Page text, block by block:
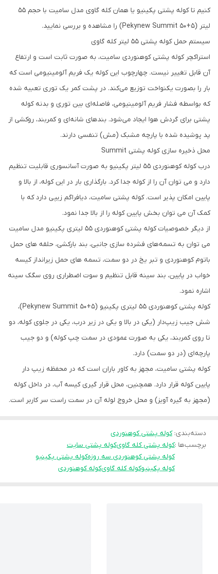
کنیم تا کوله پشتی پکینیو یا همان کله گاوی مدل سامیت با حجم 55
لیتر (Pekynew Summit 50+5) را مشاهده و بررسی نمایید.
سیستم حمل کوله پشتی 55 لیتر کله گاوی
استراکچر کوله پشتی کوهنوردی سامیت، به صورت ثابت است و ارتفاع
آن قابل تغییر نیست. چهارچوب این کوله یک فریم آلومینیومی است که
بار را بصورت یکنواخت توزیع می‌کند. در پشت کمر یک توری تعبیه شده
که بواسطه فشار فریم آلومینیومی، فاصله‌ای بین توری و بدنه کوله
پشتی برای گردش هوا ایجاد می‌شود. بندهای شانه‌ای و کمربند، روکشی از
پد پوشیده شده با پارچه مشبک (مش) تنفسی دارند.
محل ذخیره سازی کوله پشتی Summit
درب کوله کوهنوردی 55 لیتر پکینیو به صورت آسانسوری قابلیت تنظیم
دارد و می توان آن را از کوله جدا کرد. بارگذاری بار در این کوله، از بالا و
پایین امکان پذیر است. کوله پشتی سامیت، دیافراگم زیپی دارد که با
کمک آن می توان بخش پایین کوله را از بالا جدا نمود.
از دیگر خصوصیات کوله پشتی کوهنوردی 55 لیتری پکینیو مدل سامیت
می توان به تسمه‌های فشرده سازی جانبی، بند بارکشی، حلقه های حمل
باتوم کوهنوردی و تبر یخ در دو سمت، تسمه های حمل زیرانداز کیسه
خواب در پایین، بند سینه قابل تنظیم و سوت اضطراری روی سگک سینه
اشاره نمود.
کوله پشتی کوهنوردی 55 لیتری پکینیو (Pekynew Summit 50+5)،
شش جیب زیپ‌دار (یکی در بالا و یکی در زیر درب، یکی در جلوی کوله، دو
تا روی کمربند، یکی به صورت عمودی در سمت چپ کوله) و دو جیب
پارچه‌ای (در دو سمت) دارد.
کوله پشتی سامیت، مجهز به کاور باران است که در محفظه زیپ دار
پایین کوله قرار دارد. همچنین، محل قرار گیری کیسه آب، در داخل کوله
(مجهز به گیره آویز) و محل خروج لوله آن در سمت راست سر کاربر است.
دسته‌بندی:کوله پشتی کوهنوردی
برچسب‌ها :کوله پشتی کله گاویکوله پشتی سایت
کوله پشتی کوهنوردی سه روزهکوله پشتی پکینیو
کوله پکینیوکوله کله گاویکوله کوهنوردی